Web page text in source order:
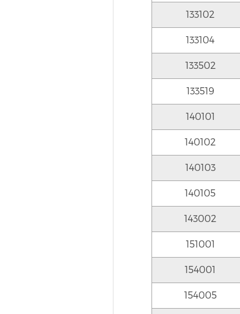
133102
133104
133502
133519
140101
140102
140103
140105
143002
151001
154001
154005